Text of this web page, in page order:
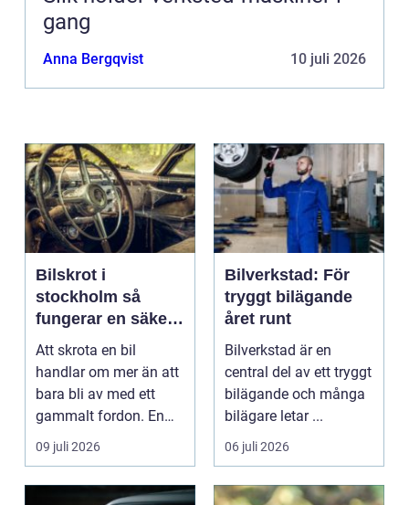
gang
Anna Bergqvist 10 juli 2026
Bilskrot i
stockholm så
fungerar en säker
och miljövänlig
skrotning
Att skrota en bil
handlar om mer än att
bara bli av med ett
gammalt fordon. En
genomtänkt skrotning
09 juli 2026
Bilverkstad: För
tryggt bilägande
året runt
Bilverkstad är en
central del av ett tryggt
bilägande och många
bilägare letar ...
06 juli 2026